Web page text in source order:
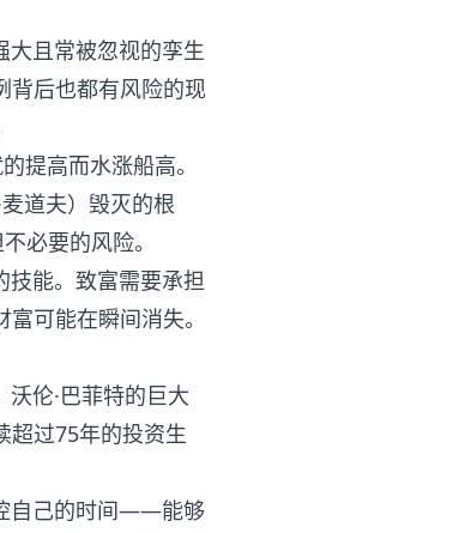
大且常被忽视的孪生
背后也都有风险的现
提高而水涨船高。
道夫）毁灭的根
必要的风险。
技能。致富需要承担
可能在瞬间消失。
伦·巴菲特的巨大
超过75年的投资生
自己的时间——能够